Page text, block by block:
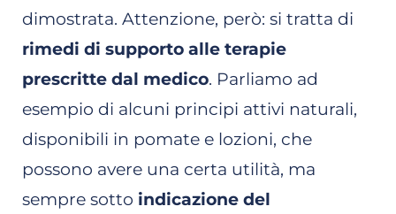
dimostrata. Attenzione, però: si tratta di
rimedi di supporto alle terapie
prescritte dal medico. Parliamo ad
esempio di alcuni principi attivi naturali,
disponibili in pomate e lozioni, che
possono avere una certa utilità, ma
sempre sotto indicazione del